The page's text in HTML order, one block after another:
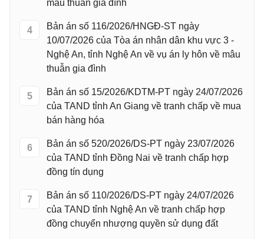
mâu thuẫn gia đình
4
Bản án số 116/2026/HNGĐ-ST ngày
10/07/2026 của Tòa án nhân dân khu vực 3 -
Nghệ An, tỉnh Nghệ An về vụ án ly hôn về mâu
thuẫn gia đình
5
Bản án số 15/2026/KDTM-PT ngày 24/07/2026
của TAND tỉnh An Giang về tranh chấp về mua
bán hàng hóa
6
Bản án số 520/2026/DS-PT ngày 23/07/2026
của TAND tỉnh Đồng Nai về tranh chấp hợp
đồng tín dụng
7
Bản án số 110/2026/DS-PT ngày 24/07/2026
của TAND tỉnh Nghệ An về tranh chấp hợp
đồng chuyển nhượng quyền sử dụng đất